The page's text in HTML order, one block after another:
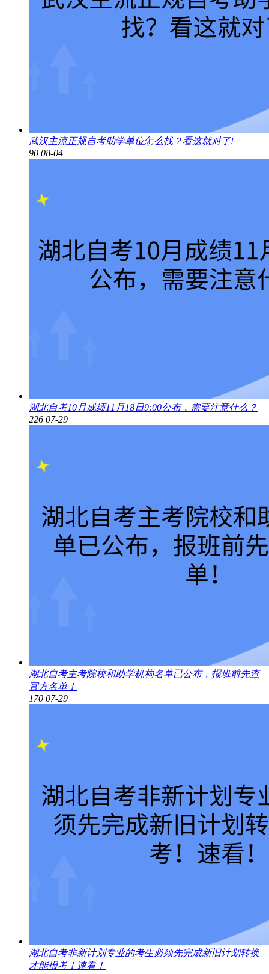
武汉主流正规自考助学单位怎么找？看这就对了!
90 08-04
湖北自考10月成绩11月18日9:00公布，需要注意什么？
226 07-29
湖北自考主考院校和助学机构名单已公布，报班前先查
官方名单！
170 07-29
湖北自考非新计划专业的考生必须先完成新旧计划转换
才能报考！速看！